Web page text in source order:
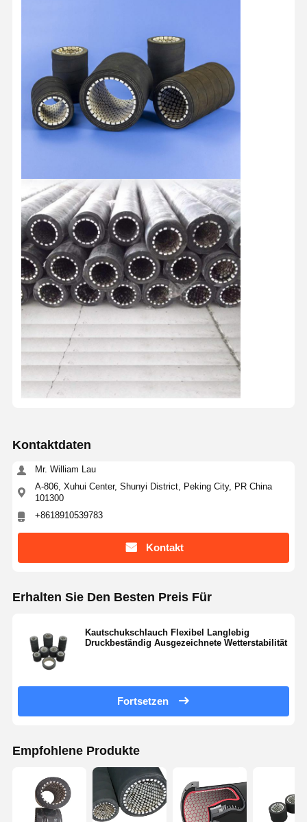
Kontaktdaten
Mr. William Lau
A-806, Xuhui Center, Shunyi District, Peking City, PR China
101300
+8618910539783
Kontakt
Erhalten Sie Den Besten Preis Für
Kautschukschlauch Flexibel Langlebig
Druckbeständig Ausgezeichnete Wetterstabilität
Fortsetzen
Empfohlene Produkte